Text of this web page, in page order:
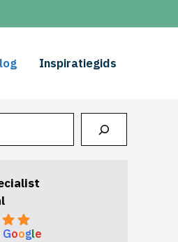
Inspiratiegids
Google